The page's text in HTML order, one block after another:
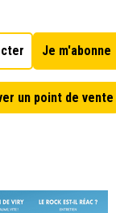
Je m'abonne
un point de vente